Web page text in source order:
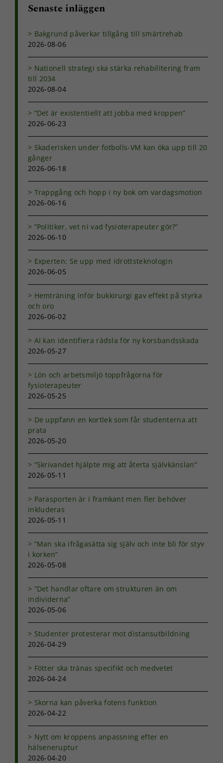
Senaste inläggen
Bakgrund påverkar tillgång till smärtrehab
2026-08-06
Nationell strategi ska stärka rehabilitering fram
till 2034
2026-08-04
”Det är existentiellt att jobba med kroppen”
2026-06-23
Skaderisken under fotbolls-VM kan öka upp till 20
gånger
2026-06-18
Trappgång och hopp i ny bok om vardagsmotion
2026-06-16
”Politiker, vet ni vad fysioterapeuter gör?”
2026-06-10
Experten: Se upp med idrottsteknologin
2026-06-05
Hemträning inför bukkirurgi gav effekt på styrka
och oro
2026-06-02
AI kan identifiera rädsla för ny korsbandsskada
2026-05-27
Lön och arbetsmiljö toppfrågorna för
fysioterapeuter
2026-05-25
De uppfann en kortlek som får studenterna att
prata
2026-05-20
”Skrivandet hjälpte mig att återta självkänslan”
2026-05-11
Parasporten är i framkant men fler behöver
inkluderas
2026-05-11
”Man ska ifrågasätta sig själv och inte bli för styv
i korken”
2026-05-08
”Det handlar oftare om strukturen än om
individerna”
2026-05-06
Studenter protesterar mot distansutbildning
2026-04-29
Fötter ska tränas specifikt och medvetet
2026-04-24
Skorna kan påverka fotens funktion
2026-04-22
Nytt om kroppens anpassning efter en
hälseneruptur
2026-04-20
Nödvändiga
välja bort. De
behövs för
För att vi ska
funktionalitet
och
hur
hemsidan
Upplevelse
prestera så
bra som
de här
kommer viss
funktionalitet